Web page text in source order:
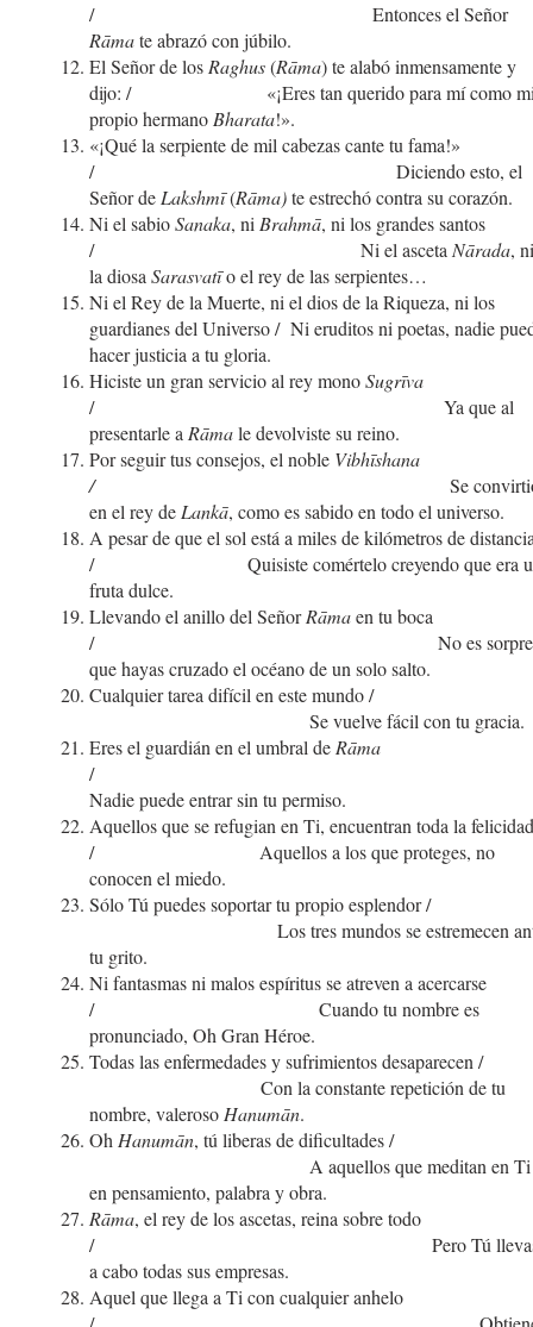
/ Entonces el Señor
Rāmate abrazó con júbilo.
El Señor de los Raghus(Rāma) te alabó inmensamente y
dijo: / «¡Eres tan querido para mí como
propio hermano Bharata!».
«¡Qué la serpiente de mil cabezas cante tu fama!»
/ Diciendo esto, el
Señor de Lakshmī(Rāma)te estrechó contra su corazón.
Ni el sabioSanaka, ni Brahmā, ni los grandes santos
/ Ni el asceta Nārada, ni
la diosa Sarasvatīo el rey de las serpientes…
Ni el Rey de la Muerte, ni el dios de la Riqueza, ni los
guardianes del Universo / Ni eruditos ni poetas, nadie
hacer justicia a tu gloria.
Hiciste un gran servicio al rey monoSugrīva
/ Ya que al
presentarle a Rāmale devolviste su reino.
Por seguir tus consejos, el noble Vibhīshana
/ Se
en el rey de Lankā, como es sabido en todo el universo.
A pesar de que el sol está a miles de kilómetros de
/ Quisiste comértelo creyendo que era
fruta dulce.
Llevando el anillo del SeñorRāmaen tu boca
/ No es
que hayas cruzado el océano de un solo salto.
Cualquier tarea difícil en este
Se vuelve fácil con tu gracia.
Eres el guardián en el umbral de Rāma
/
Nadie puede entrar sin tu permiso.
Aquellos que se refugian en Ti, encuentran toda la felicidad
/ Aquellos a los que proteges, no
conocen el miedo.
Sólo Tú puedes soportar tu propio
Los tres mundos se estremecen
tu grito.
Ni fantasmas ni malos espíritus se atreven a acercarse
/ Cuando tu nombre es
pronunciado, Oh Gran Héroe.
Todas las enfermedades y sufrimientos
Con la constante repetición de tu
nombre, valeroso Hanumān.
Oh Hanumān, tú liberas de dificultades
A aquellos que meditan en Ti
en pensamiento, palabra y obra.
Rāma, el rey de los ascetas, reina sobre todo
/ Pero Tú
a cabo todas sus empresas.
Aquel que llega a Ti con cualquier anhelo